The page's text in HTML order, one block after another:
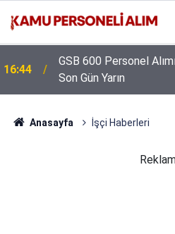
16:44
GSB 600 Personel
Son Gün Yarın
Anasayfa İşçi Haberleri